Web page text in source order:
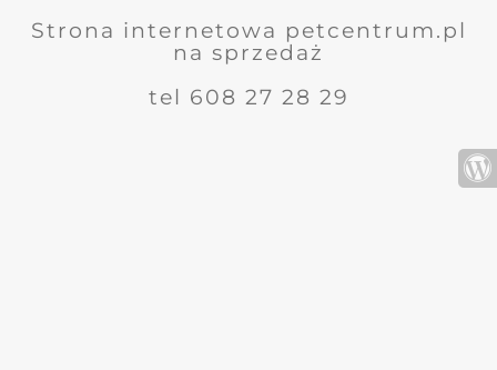
Strona internetowa petcentrum.pl
na sprzedaż
tel 608 27 28 29